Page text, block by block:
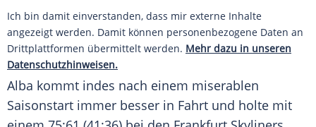
Ich bin damit einverstanden, dass mir externe Inhalte
angezeigt werden. Damit können personenbezogene Daten an
Drittplattformen übermittelt werden. Mehr dazu in unseren
Datenschutzhinweisen.
Alba kommt indes nach einem miserablen
Saisonstart immer besser in Fahrt und holte mit